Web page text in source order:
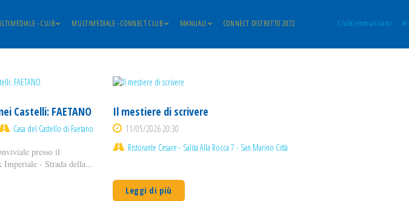
- CLUB MULTIMEDIALE - CONNECT CLUB MANUALI CONNECT DISTRETTO 2072 ClubCommunicator
Castelli: FAETANO
Casa del Castello di Faetano
presso il
Imperiale - Strada della...
Il mestiere di scrivere
11/05/2026 20:30
Ristorante Cesare - Salita Alla Rocca 7 - San Marino Città
Leggi di più